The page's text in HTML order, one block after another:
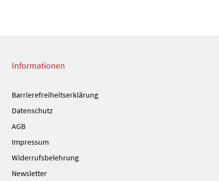
Informationen
Barrierefreiheitserklärung
Datenschutz
AGB
Impressum
Widerrufsbelehrung
Newsletter